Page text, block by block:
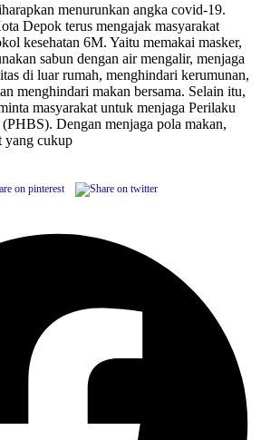
menurunkan angka covid-19.
Depok terus mengajak masyarakat
kesehatan 6M. Yaitu memakai masker,
sabun dengan air mengalir, menjaga
di luar rumah, menghindari kerumunan,
menghindari makan bersama. Selain itu,
masyarakat untuk menjaga Perilaku
Dengan menjaga pola makan,
yang cukup